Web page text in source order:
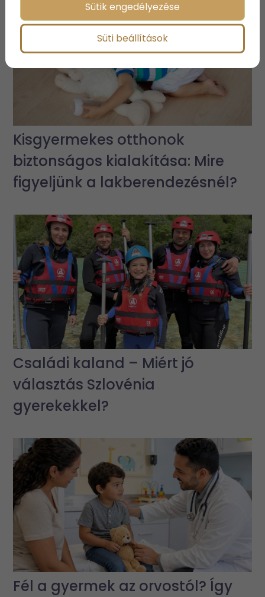
Kisgyermekes otthonok
biztonságos kialakítása: Mire
figyeljünk a lakberendezésnél?
Családi kaland – Miért jó
választás Szlovénia
gyerekekkel?
Fél a gyermek az orvostól? Így
Sütik engedélyezése
Süti beállítások